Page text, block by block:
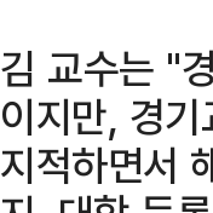
김 교수는 "
이지만, 경
지적하면서